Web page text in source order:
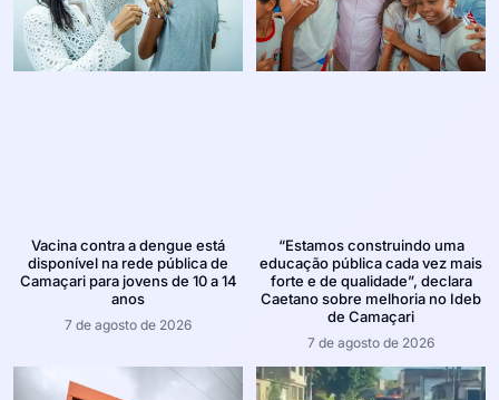
Vacina contra a dengue está
disponível na rede pública de
Camaçari para jovens de 10 a 14
anos
7 de agosto de 2026
“Estamos construindo uma
educação pública cada vez mais
forte e de qualidade”, declara
Caetano sobre melhoria no Ideb
de Camaçari
7 de agosto de 2026